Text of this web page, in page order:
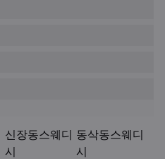
신장동스웨디
시
동삭동스웨디
시